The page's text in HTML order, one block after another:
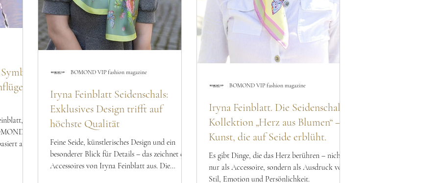
auf
Iryna Feinblatt Seidenschals:
Exklusives Design trifft auf
höchste Qualität
Feine Seide, künstlerisches Design und ein
besonderer Blick für Details – das zeichnet die
Accessoires von Iryna Feinblatt aus. Die
BOMOND VIP fashion magazine
Iryna Feinblatt. Die Seidenschal-
Kollektion „Herz aus Blumen“ –
Kunst, die auf Seide erblüht.
Es gibt Dinge, die das Herz berühren – nicht
nur als Accessoire, sondern als Ausdruck von
Stil, Emotion und Persönlichkeit.
BOMOND VIP fashion magazine